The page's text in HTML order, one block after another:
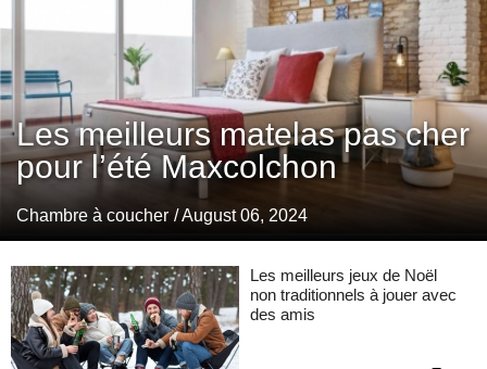
Les meilleurs matelas pas cher
pour l’été Maxcolchon
Chambre à coucher / August 06, 2024
Les meilleurs jeux de Noël
non traditionnels à jouer avec
des amis